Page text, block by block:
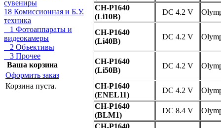
сувениры
18 Комиссионная и Б.У.
техника
1 Фотоаппараты и
видеокамеры
2 Объективы
3 Прочее
Ваша корзина
Оформить заказ
Корзина пуста.
CH-P1640
(Li10B)
DC 4.2 V
CH-P1640
(Li40B)
DC 4.2 V
CH-P1640
(Li50B)
DC 4.2 V
CH-P1640
(ENEL11)
DC 4.2 V
CH-P1640
(BLM1)
DC 8.4 V
CH-P1640